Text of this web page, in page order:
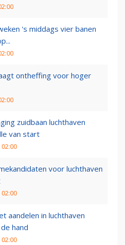
's middags vier banen
ontheffing voor hoger
zuidbaan luchthaven
van start
02:00
voor luchthaven
02:00
aandelen in luchthaven
hand
02:00